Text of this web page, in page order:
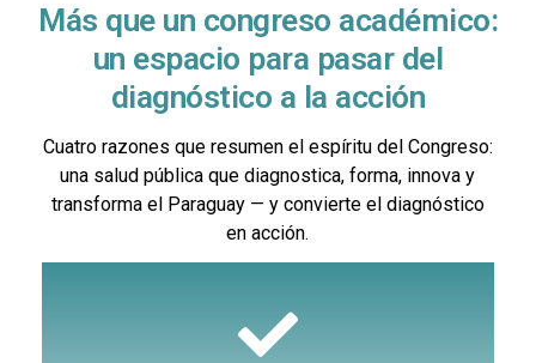
Más que un congreso académico:
un espacio para pasar del
diagnóstico a la acción
Cuatro razones que resumen el espíritu del Congreso:
una salud pública quediagnostica, forma, innova y
transformael Paraguay — y convierte el diagnóstico
enacción.